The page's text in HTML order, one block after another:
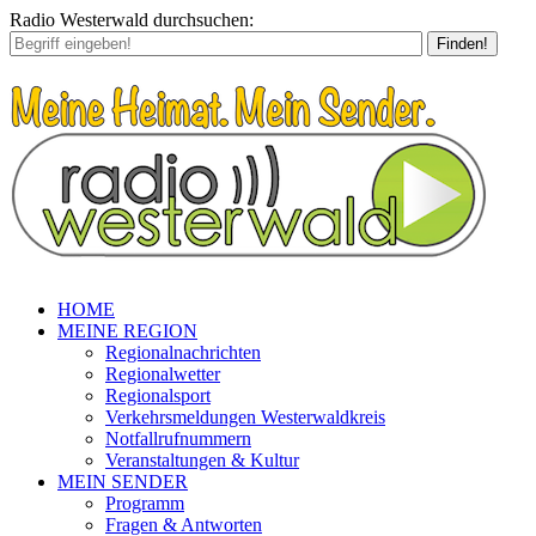
Radio Westerwald durchsuchen:
Finden!
HOME
MEINE REGION
Regionalnachrichten
Regionalwetter
Regionalsport
Verkehrsmeldungen Westerwaldkreis
Notfallrufnummern
Veranstaltungen & Kultur
MEIN SENDER
Programm
Fragen & Antworten